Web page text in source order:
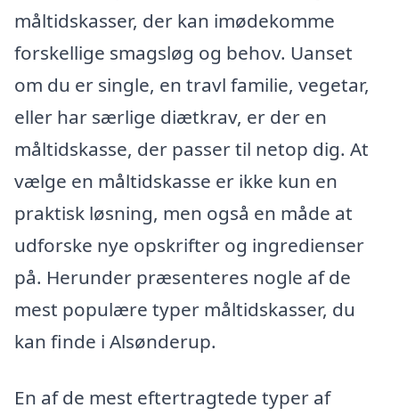
måltidskasser, der kan imødekomme
forskellige smagsløg og behov. Uanset
om du er single, en travl familie, vegetar,
eller har særlige diætkrav, er der en
måltidskasse, der passer til netop dig. At
vælge en måltidskasse er ikke kun en
praktisk løsning, men også en måde at
udforske nye opskrifter og ingredienser
på. Herunder præsenteres nogle af de
mest populære typer måltidskasser, du
kan finde i Alsønderup.
En af de mest eftertragtede typer af